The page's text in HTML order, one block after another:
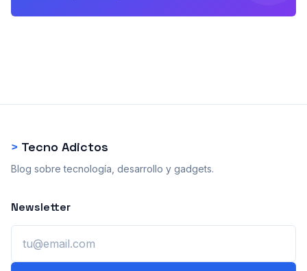
> Tecno Adictos
Blog sobre tecnología, desarrollo y gadgets.
Newsletter